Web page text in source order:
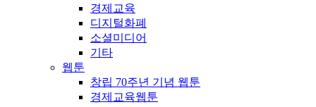
경제교육
디지털화폐
소셜미디어
기타
웹툰
창립 70주년 기념 웹툰
경제교육웹툰